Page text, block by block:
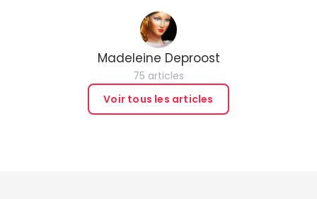
Madeleine Deproost
75 articles
Voir tous les articles